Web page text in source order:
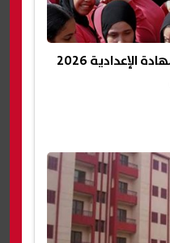
ظهرت الآن.. رابط نتيجة الشهادة الإعدادية 2026